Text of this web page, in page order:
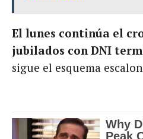
El lunes continúa el
jubilados con DNI
sigue el esquema